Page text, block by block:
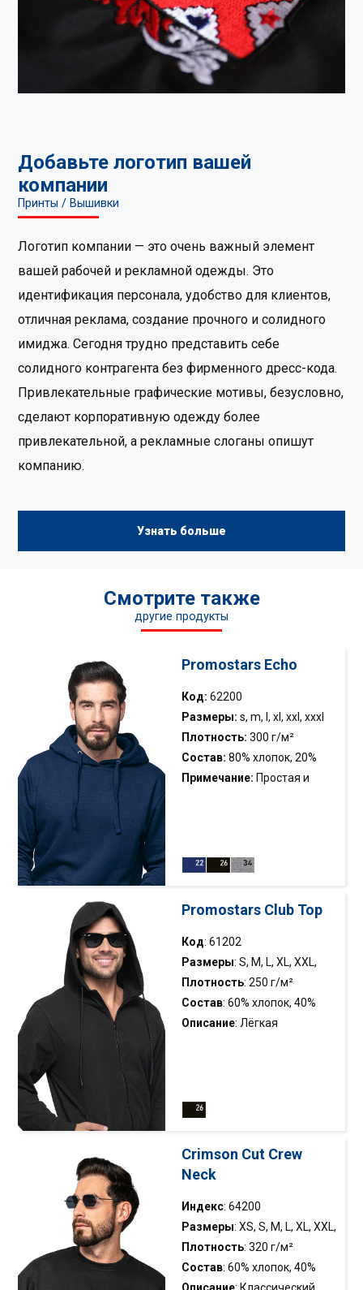
Добавьте логотип вашей
компании
Принты / Вышивки
Логотип компании — это очень важный элемент
вашей рабочей и рекламной одежды. Это
идентификация персонала, удобство для клиентов,
отличная реклама, создание прочного и солидного
имиджа. Сегодня трудно представить себе
солидного контрагента без фирменного дресс-кода.
Привлекательные графические мотивы, безусловно,
сделают корпоративную одежду более
привлекательной, а рекламные слоганы опишут
компанию.
Узнать больше
Смотрите также
другие продукты
Promostars Echo
Код: 62200
Размеры: s, m, l, xl, xxl, xxxl
Плотность: 300 г/м²
Состав: 80% хлопок, 20%
полиэстер; цвет 34: 85%
Примечание: Простая и
начесом внутри; карман
между 64100 Buffalo и 61920
Geffer 620); двухслойный
капюшон с регулировкой
шнурком; подкладка
капюшона из основной
ткани; металлические
укрепляющая тесьма на
Promostars Club Top
Код: 61202
Размеры: S, M, L, XL, XXL,
XXXL
Плотность: 250 г/м²
Состав: 60% хлопок, 40%
полиэстер
Описание: Лёгкая
геометрическими вставками
кармана на нейлоновых
молниях; основная молния с
треугольными зубьями;
двухслойный капюшон с
воротником-стойкой и
Crimson Cut Crew
Neck
Индекс: 64200
Размеры: XS, S, M, L, XL, XXL,
XXXL
Плотность: 320 г/м²
Состав: 60% хлопок, 40%
полиэстер
Описание: Классический